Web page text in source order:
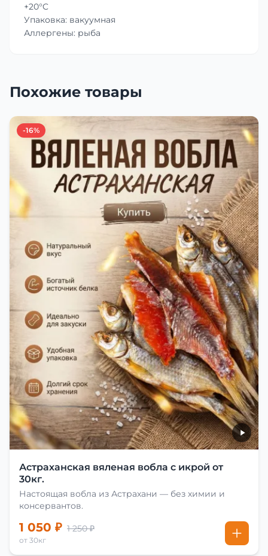
+20°C
Упаковка: вакуумная
Аллергены: рыба
Похожие товары
-16%
Астраханская вяленая вобла с икрой от
30кг.
Настоящая вобла из Астрахани — без химии и
консервантов.
1 050 ₽ 1 250 ₽
от 30кг